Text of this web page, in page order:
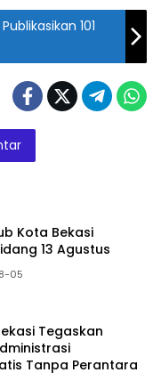
101
Kota Bekasi
13 Agustus
05
Tegaskan
Tanpa Perantara